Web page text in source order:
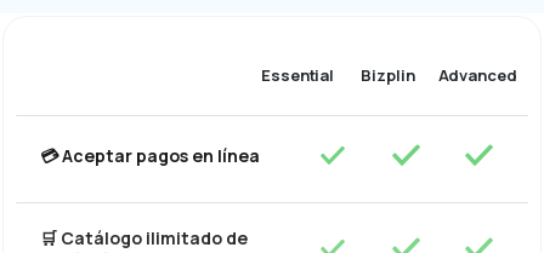
Essential Bizplin Advanced
💳 Aceptar pagos en línea
🛒 Catálogo ilimitado de